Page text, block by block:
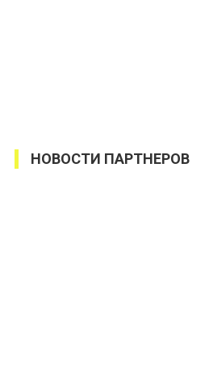
НОВОСТИ ПАРТНЕРОВ